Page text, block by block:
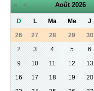
« < Août 2026
D L Ma Me J
26
27 28 29 30
2
3 4 5 6
9
10 11 12 13
16
17 18 19 20